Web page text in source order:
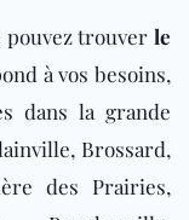
pouvez trouver le
à vos besoins,
dans la grande
Brossard,
des Prairies,